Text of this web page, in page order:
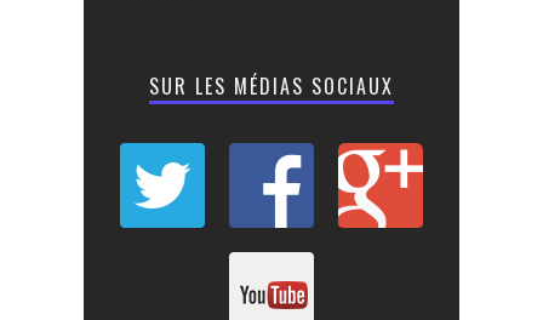
SUR LES MÉDIAS SOCIAUX